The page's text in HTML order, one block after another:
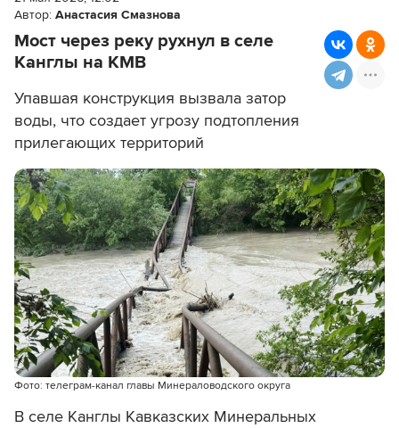
Автор: Анастасия Смазнова
Мост через реку рухнул в селе
Канглы на КМВ
Упавшая конструкция вызвала затор
воды, что создает угрозу подтопления
прилегающих территорий
Фото: телеграм-канал главы Минераловодского округа
В селе Канглы Кавказских Минеральных